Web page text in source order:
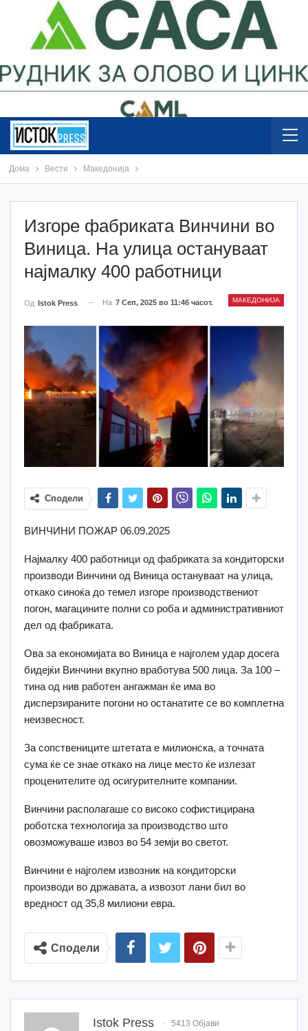
Дома Вести Македонија
Изгоре фабриката Винчини во
Виница. На улица остануваат
најмалку 400 работници
МАКЕДОНИЈА
Од Istok Press На 7 Сеп, 2025 во 11:46 часот.
Сподели
ВИНЧИНИ ПОЖАР 06.09.2025
Најмалку 400 работници од фабриката за кондиторски
производи Винчини од Виница остануваат на улица,
откако синоќа до темел изгоре производствениот
погон, магацините полни со роба и административниот
дел од фабриката.
Ова за економијата во Виница е најголем удар досега
бидејќи Винчини вкупно вработува 500 лица. За 100 –
тина од нив работен ангажман ќе има во
дисперзираните погони но останатите се во комплетна
неизвесност.
За сопствениците штетата е милионска, а точната
сума ќе се знае откако на лице место ќе излезат
проценителите од осигурителните компании.
Винчини располагаше со високо софистицирана
роботска технологија за производство што
овозможуваше извоз во 54 земји во светот.
Винчини е најголем извозник на кондиторски
производи во државата, а извозот лани бил во
вредност од 35,8 милиони евра.
Сподели
Istok Press 5413 Објави